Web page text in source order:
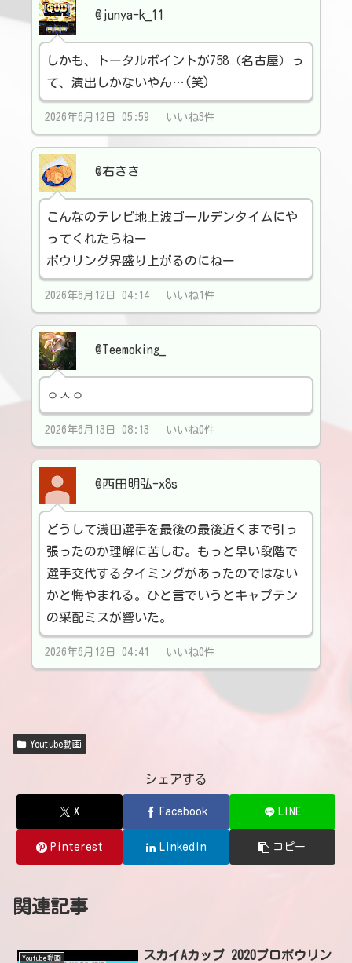
@junya-k_11
しかも、トータルポイントが758（名古屋）っ
て、演出しかないやん…(笑)
2026年6月12日 05:59 いいね3件
@右きき
こんなのテレビ地上波ゴールデンタイムにや
ってくれたらねー
ボウリング界盛り上がるのにねー
2026年6月12日 04:14 いいね1件
@Teemoking_
ㅇㅅㅇ
2026年6月13日 08:13 いいね0件
@西田明弘-x8s
どうして浅田選手を最後の最後近くまで引っ
張ったのか理解に苦しむ。もっと早い段階で
選手交代するタイミングがあったのではない
かと悔やまれる。ひと言でいうとキャプテン
の采配ミスが響いた。
2026年6月12日 04:41 いいね0件
Youtube動画
シェアする
X Facebook LINE
Pinterest LinkedIn コピー
関連記事
Youtube動画
スカイAカップ 2020プロボウリン